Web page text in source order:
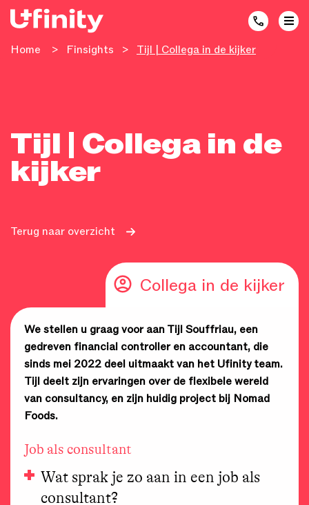
Home > Finsights > Tijl | Collega in de kijker
Tijl | Collega in de
kijker
Terug naar overzicht
Collega in de kijker
We stellen u graag voor aan Tijl Souffriau, een
gedreven financial controller en accountant, die
sinds mei 2022 deel uitmaakt van het Ufinity team.
Tijl deelt zijn ervaringen over de flexibele wereld
van consultancy, en zijn huidig project bij Nomad
Foods.
Job als consultant
Wat sprak je zo aan in een job als
consultant?